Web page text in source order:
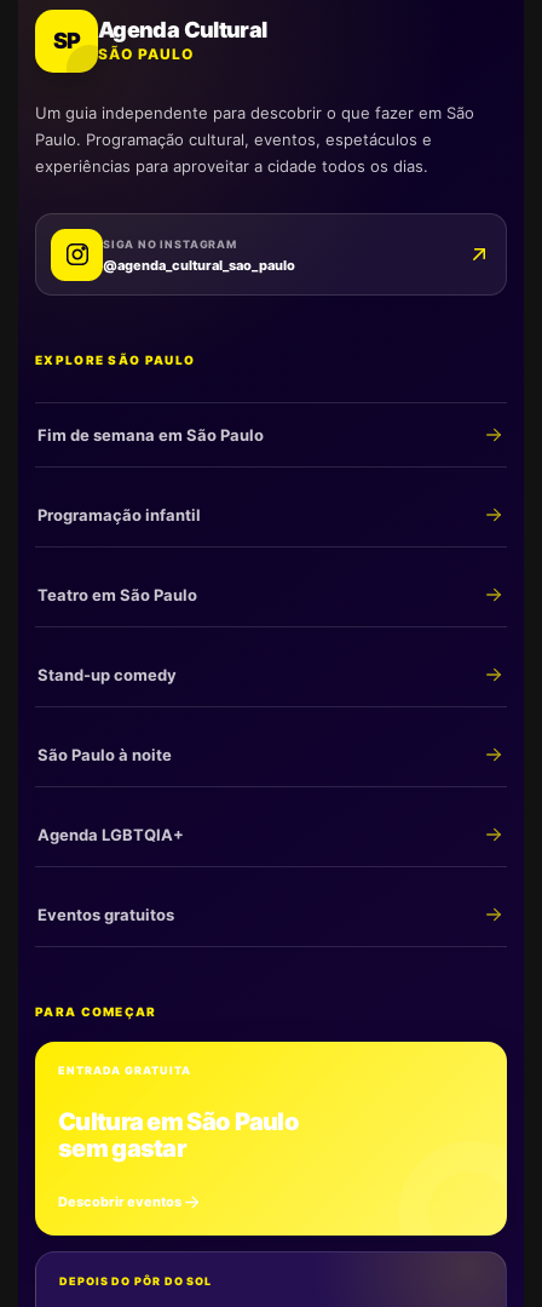
SP Agenda Cultural
SÃO PAULO
Um guia independente para descobrir o que fazer em São
Paulo. Programação cultural, eventos, espetáculos e
experiências para aproveitar a cidade todos os dias.
SIGA NO INSTAGRAM
@agenda_cultural_sao_paulo
EXPLORE SÃO PAULO
Fim de semana em São Paulo
Programação infantil
Teatro em São Paulo
Stand-up comedy
São Paulo à noite
Agenda LGBTQIA+
Eventos gratuitos
PARA COMEÇAR
ENTRADA GRATUITA
Cultura em São Paulo
sem gastar
Descobrir eventos
DEPOIS DO PÔR DO SOL